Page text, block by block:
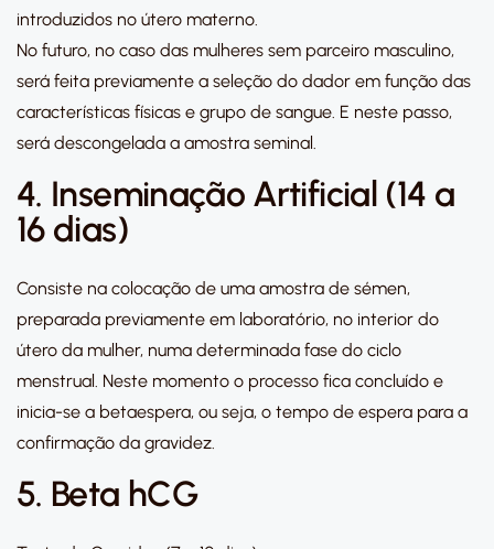
introduzidos no útero materno.
No futuro, no caso das mulheres sem parceiro masculino,
será feita previamente a seleção do dador em função das
características físicas e grupo de sangue. E neste passo,
será descongelada a amostra seminal.
4. Inseminação Artificial (14 a
16 dias)
Consiste na colocação de uma amostra de sémen,
preparada previamente em laboratório, no interior do
útero da mulher, numa determinada fase do ciclo
menstrual. Neste momento o processo fica concluído e
inicia-se a betaespera, ou seja, o tempo de espera para a
confirmação da gravidez.
5. Beta hCG